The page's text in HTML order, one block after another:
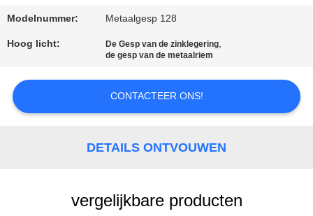
SITEMAP
PRIVACY
POLICY
Modelnummer: Metaalgesp 128
Hoog licht: De Gesp van de zinklegering,
de gesp van de metaalriem
CONTACTEER ONS!
DETAILS ONTVOUWEN
vergelijkbare producten